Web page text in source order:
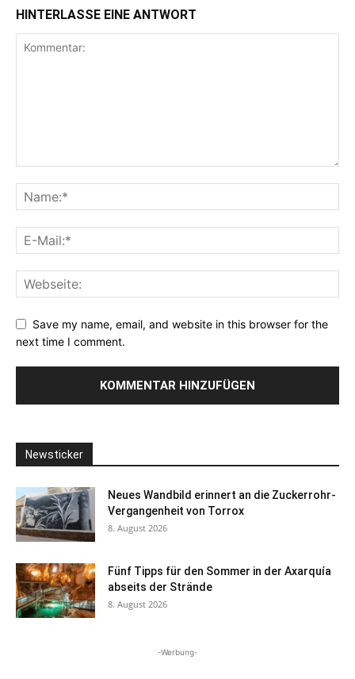
HINTERLASSE EINE ANTWORT
Save my name, email, and website in this browser for the
next time I comment.
Newsticker
Neues Wandbild erinnert an die Zuckerrohr-
Vergangenheit von Torrox
8. August 2026
Fünf Tipps für den Sommer in der Axarquía
abseits der Strände
8. August 2026
-Werbung-